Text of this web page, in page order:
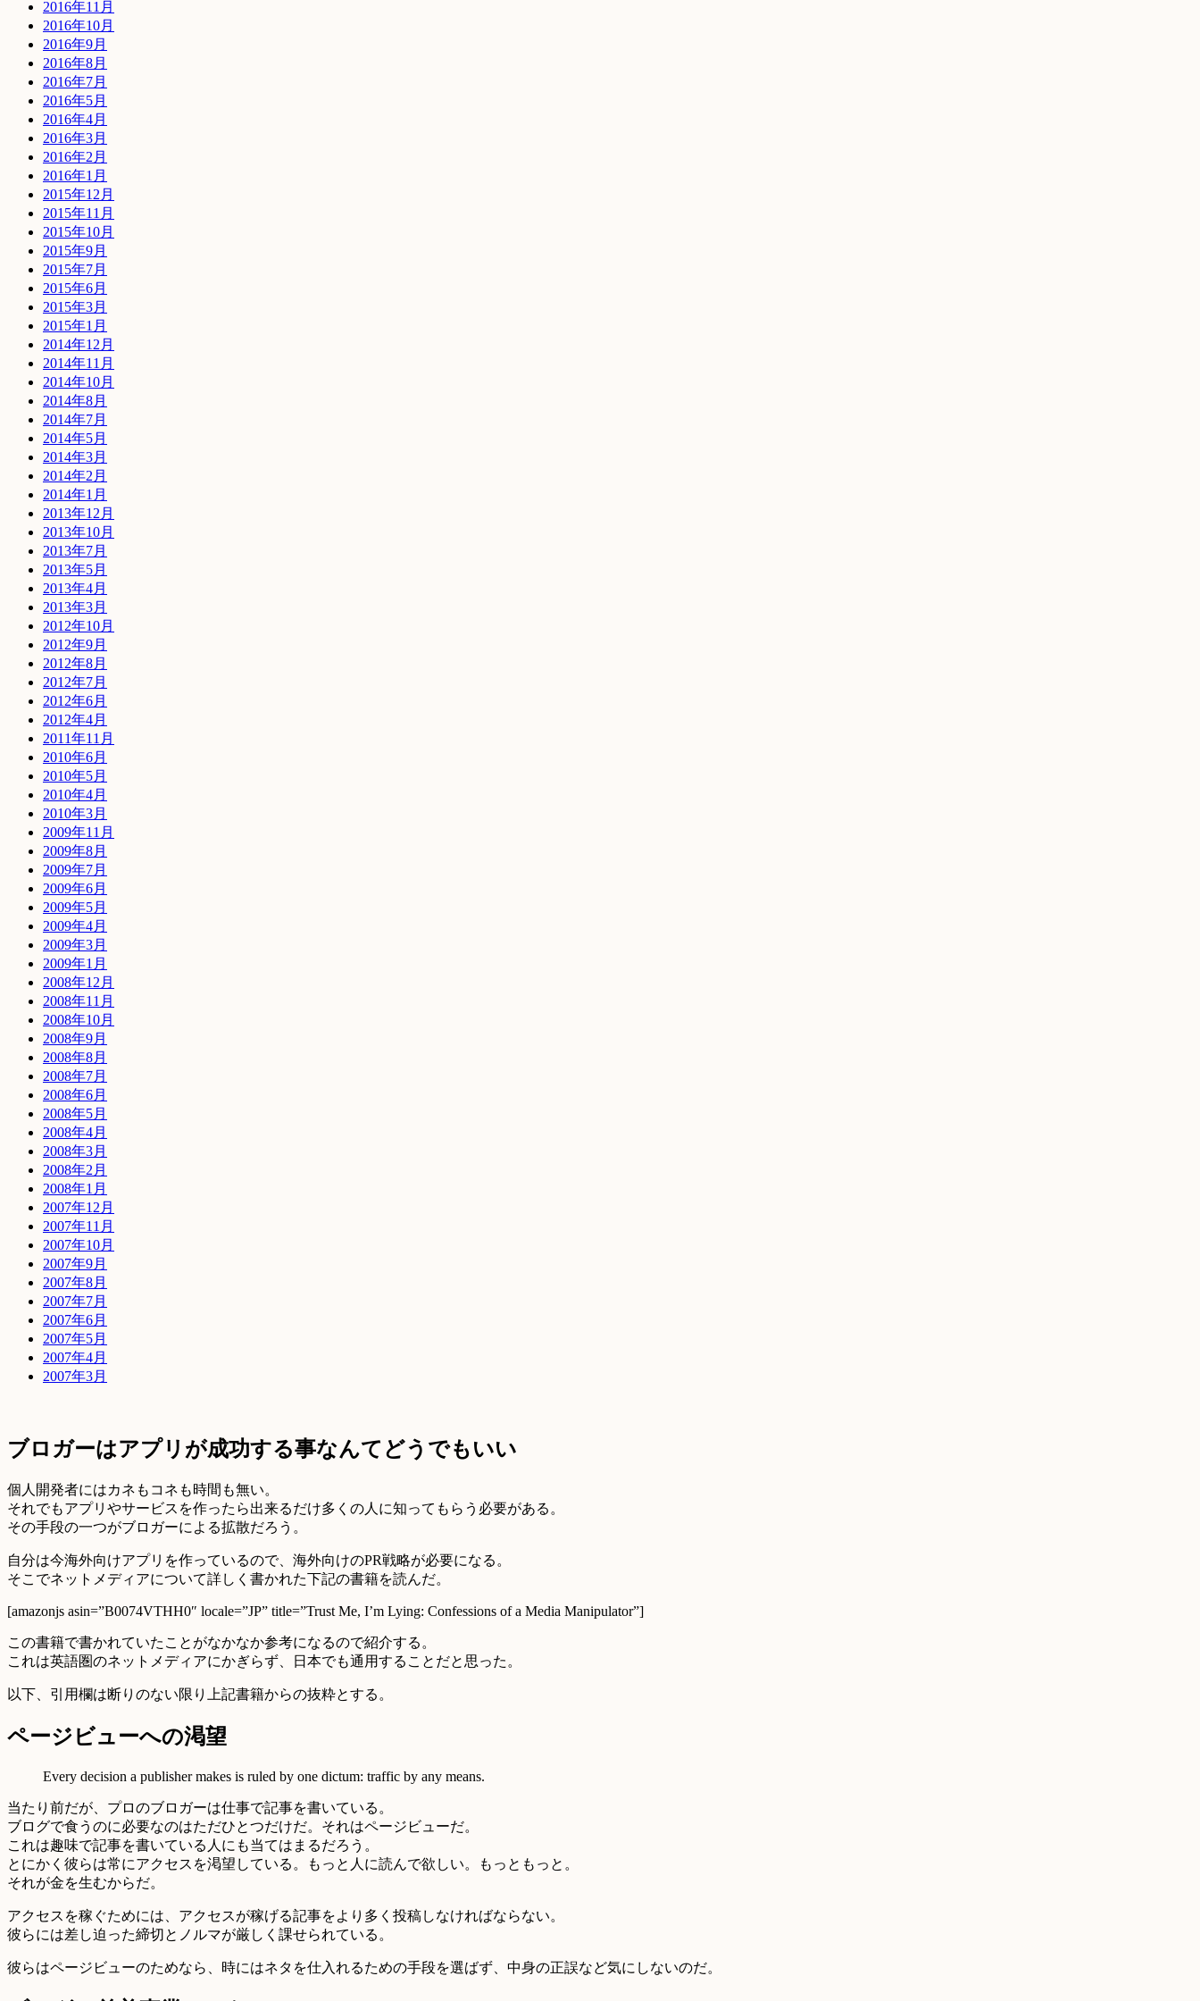
2016年11月
2016年10月
2016年9月
2016年8月
2016年7月
2016年5月
2016年4月
2016年3月
2016年2月
2016年1月
2015年12月
2015年11月
2015年10月
2015年9月
2015年7月
2015年6月
2015年3月
2015年1月
2014年12月
2014年11月
2014年10月
2014年8月
2014年7月
2014年5月
2014年3月
2014年2月
2014年1月
2013年12月
2013年10月
2013年7月
2013年5月
2013年4月
2013年3月
2012年10月
2012年9月
2012年8月
2012年7月
2012年6月
2012年4月
2011年11月
2010年6月
2010年5月
2010年4月
2010年3月
2009年11月
2009年8月
2009年7月
2009年6月
2009年5月
2009年4月
2009年3月
2009年1月
2008年12月
2008年11月
2008年10月
2008年9月
2008年8月
2008年7月
2008年6月
2008年5月
2008年4月
2008年3月
2008年2月
2008年1月
2007年12月
2007年11月
2007年10月
2007年9月
2007年8月
2007年7月
2007年6月
2007年5月
2007年4月
2007年3月
ブロガーはアプリが成功する事なんてどうでもいい
個人開発者にはカネもコネも時間も無い。
それでもアプリやサービスを作ったら出来るだけ多くの人に知ってもらう必要がある。
その手段の一つがブロガーによる拡散だろう。
自分は今海外向けアプリを作っているので、海外向けのPR戦略が必要になる。
そこでネットメディアについて詳しく書かれた下記の書籍を読んだ。
[amazonjs asin=”B0074VTHH0″ locale=”JP” title=”Trust Me, I’m Lying: Confessions of a Media Manipulator”]
この書籍で書かれていたことがなかなか参考になるので紹介する。
これは英語圏のネットメディアにかぎらず、日本でも通用することだと思った。
以下、引用欄は断りのない限り上記書籍からの抜粋とする。
ページビューへの渇望
Every decision a publisher makes is ruled by one dictum: traffic by any means.
当たり前だが、プロのブロガーは仕事で記事を書いている。
ブログで食うのに必要なのはただひとつだけだ。それはページビューだ。
これは趣味で記事を書いている人にも当てはまるだろう。
とにかく彼らは常にアクセスを渇望している。もっと人に読んで欲しい。もっともっと。
それが金を生むからだ。
アクセスを稼ぐためには、アクセスが稼げる記事をより多く投稿しなければならない。
彼らには差し迫った締切とノルマが厳しく課せられている。
彼らはページビューのためなら、時にはネタを仕入れるための手段を選ばず、中身の正誤など気にしないのだ。